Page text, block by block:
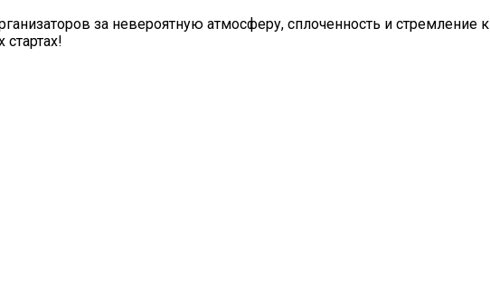
за невероятную атмосферу, сплоченность и стремление к